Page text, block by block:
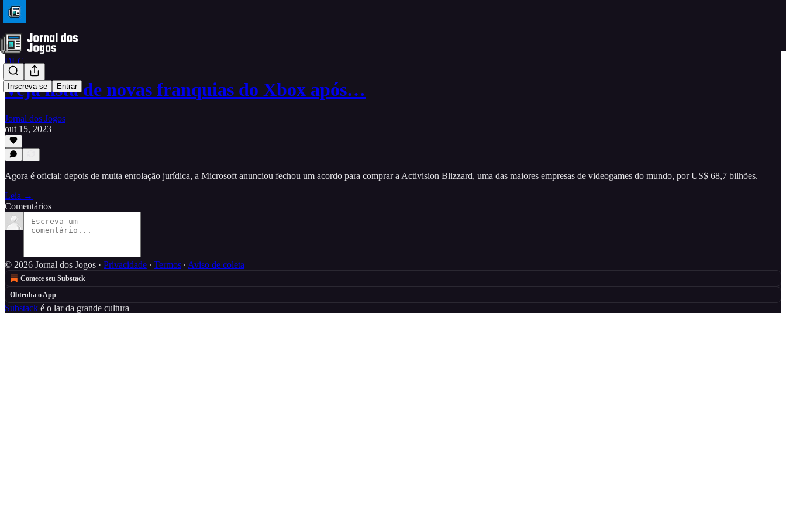
Inscreva-se Entrar
DLC
Veja lista de novas franquias do Xbox após…
Jornal dos Jogos
out 15, 2023
Agora é oficial: depois de muita enrolação jurídica, a Microsoft anunciou fechou um acordo para comprar a Activision Blizzard, uma das maiores empresas de videogames do mundo, por US$ 68,7 bilhões.
Leia →
Comentários
© 2026 Jornal dos Jogos · Privacidade ∙ Termos ∙ Aviso de coleta
Comece seu Substack
Obtenha o App
Substack é o lar da grande cultura